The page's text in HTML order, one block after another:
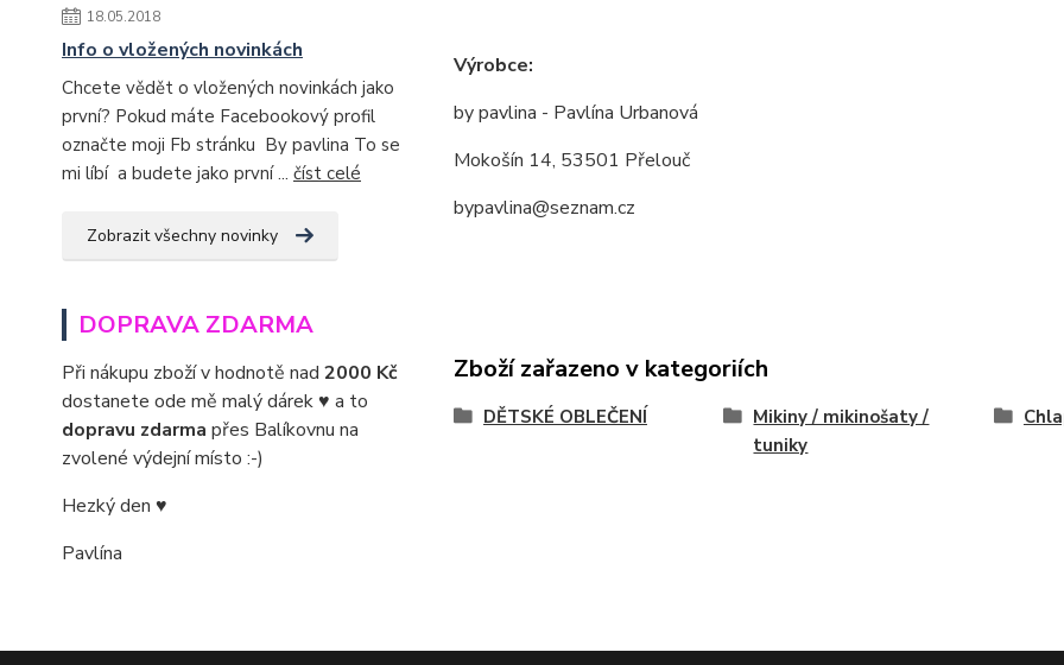
18.05.2018
Info o vložených novinkách
Chcete vědět o vložených novinkách jako
první? Pokud máte Facebookový profil
označte moji Fb stránku By pavlina To se
mi líbí a budete jako první ... číst celé
Zobrazit všechny novinky
DOPRAVA ZDARMA
Při nákupu zboží v hodnotě nad 2000 Kč
dostanete ode mě malý dárek ♥ a to
dopravu zdarma přes Balíkovnu na
zvolené výdejní místo :-)
Hezký den ♥
Pavlína
Výrobce:
by pavlina - Pavlína Urbanová
Mokošín 14, 53501 Přelouč
bypavlina@seznam.cz
Zboží zařazeno v kategoriích
DĚTSKÉ OBLEČENÍ
Mikiny / mikinošaty /
tuniky